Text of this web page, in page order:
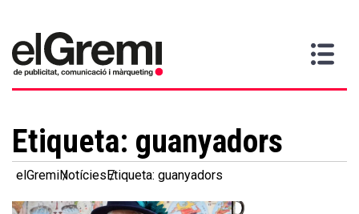
Inici
Gremi
>
Serveis
Contacta
Etiqueta: guanyadors
elGremiNotíciesEtiqueta: guanyadors